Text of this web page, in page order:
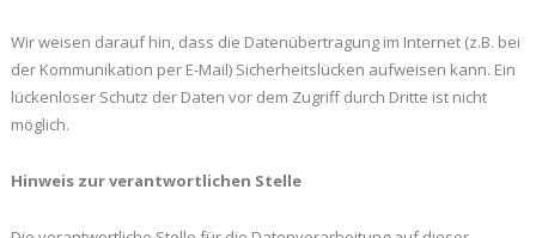
Wir weisen darauf hin, dass die Datenübertragung im Internet (z.B. bei
der Kommunikation per E-Mail) Sicherheitslücken aufweisen kann. Ein
lückenloser Schutz der Daten vor dem Zugriff durch Dritte ist nicht
möglich.
Hinweis zur verantwortlichen Stelle